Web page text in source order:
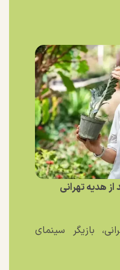
هدیه تهرانی
بازیگر سینمای